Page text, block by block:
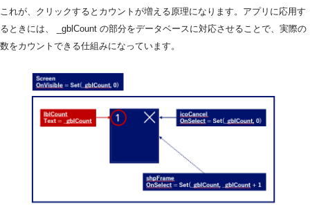
これが、クリックするとカウントが増える原理になります。アプリに応用す
るときには、 _gblCount の部分をデータベースに対応させることで、実際の
数をカウントできる仕組みになっています。